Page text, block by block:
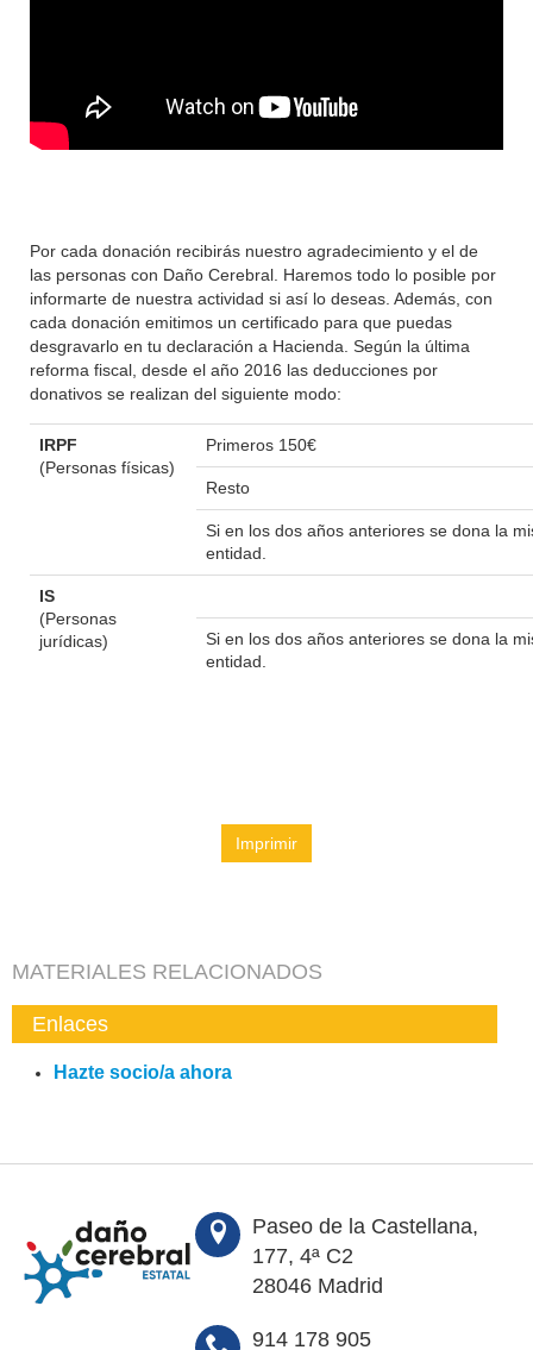
Por cada donación recibirás nuestro agradecimiento y el de
las personas con Daño Cerebral. Haremos todo lo posible por
informarte de nuestra actividad si así lo deseas. Además, con
cada donación emitimos un certificado para que puedas
desgravarlo en tu declaración a Hacienda. Según la última
reforma fiscal, desde el año 2016 las deducciones por
donativos se realizan del siguiente modo:
IRPF
(Personas físicas)
Primeros 150€
Resto
Si en los dos años anteriores se dona la
entidad.
IS
(Personas
jurídicas)
Si en los dos años anteriores se dona la
entidad.
Imprimir
MATERIALES RELACIONADOS
Enlaces
Hazte socio/a ahora
Paseo de la Castellana,
177, 4ª C2
28046 Madrid
914 178 905